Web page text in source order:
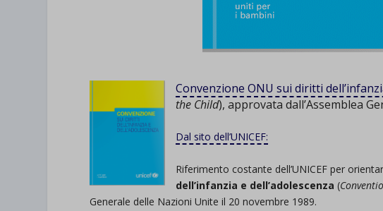
Convenzione ONU sui diritti
the Child), approvata dall’Assemblea
Dal sito dell’UNICEF:
Riferimento costante dell’UNICEF per
dell’infanzia e dell’adolescenza(
Generale delle Nazioni Unite il 20 novembre 1989.